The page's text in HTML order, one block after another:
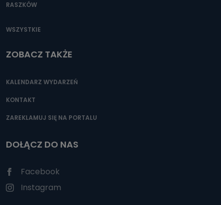
RASZKÓW
WSZYSTKIE
ZOBACZ TAKŻE
KALENDARZ WYDARZEŃ
KONTAKT
ZAREKLAMUJ SIĘ NA PORTALU
DOŁĄCZ DO NAS
Facebook
Instagram